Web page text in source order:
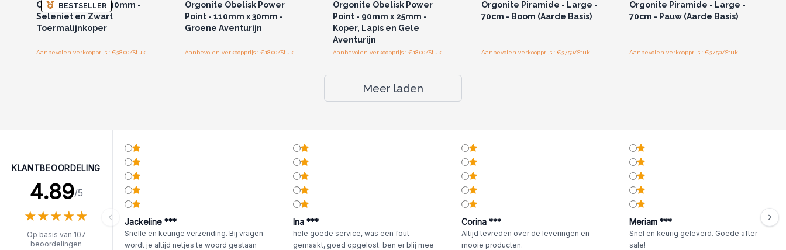
BESTSELLER
Orgonite Kegel - 90mm -
Seleniet en Zwart
Toermalijnkoper
Aanbevolen verkoopprijs : €38.00/Stuk
Orgonite Obelisk Power
Point - 110mm x 30mm -
Groene Aventurijn
Aanbevolen verkoopprijs : €18.00/Stuk
Orgonite Obelisk Power
Point - 90mm x 25mm -
Koper, Lapis en Gele
Aventurijn
Aanbevolen verkoopprijs : €18.00/Stuk
Orgonite Piramide - Large -
70cm - Boom (Aarde Basis)
Aanbevolen verkoopprijs : €37.50/Stuk
Orgonite Piramide - Large -
70cm - Pauw (Aarde Basis)
Aanbevolen verkoopprijs : €37.50/Stuk
Meer laden
KLANTBEOORDELING
4.89/5
★★★★★
★★★★★
Op basis van 107
beoordelingen
Jackeline ***
Snelle en keurige verzending. Bij vragen
wordt je altijd netjes te woord gestaan
Ina ***
hele goede service, was een fout
gemaakt, goed opgelost. ben er blij mee
Corina ***
Altijd tevreden over de leveringen en
mooie producten.
Meriam ***
Snel en keurig geleverd. Goede after
sale!